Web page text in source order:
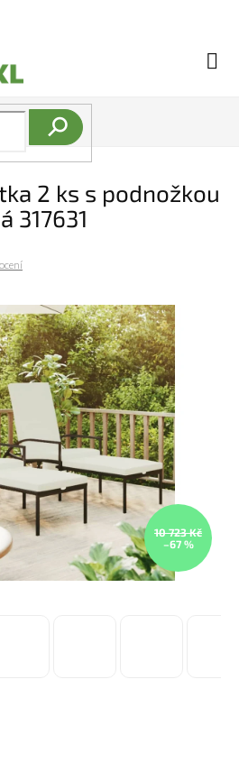
2 ks s podnožkou
317631
je 0,0 z 5 hvězdiček.
10 723 Kč
–67 %